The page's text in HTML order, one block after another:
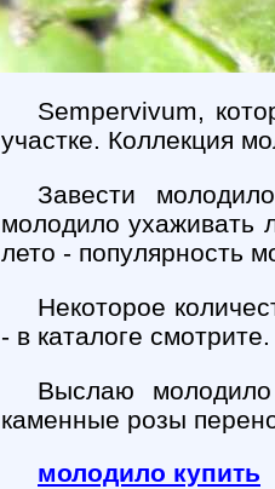
Sempervivum,
участке. Коллекция
Завести
молодило ухаживать
лето - популярность
Некоторое
- в каталоге смотрите.
Выслаю
каменные розы
молодило купить